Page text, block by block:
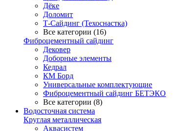
Дёке
Доломит
Т-Сайдинг (Техоснастка)
Все категории (16)
Фиброцементный сайдинг
Дековер
Доборные элементы
Кедрал
КМ Борд
Универсальные комплектующие
Фиброцементный сайдинг БЕТЭКО
Все категории (8)
Водосточная система
Круглая металлическая
Аквасистем